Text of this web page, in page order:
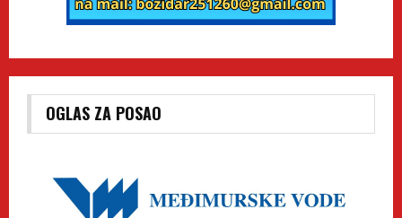
OGLAS ZA POSAO